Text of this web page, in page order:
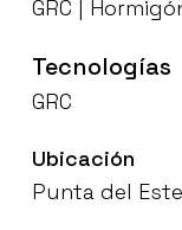
GRC
Tecnologías
GRC
Ubicación
Punta del